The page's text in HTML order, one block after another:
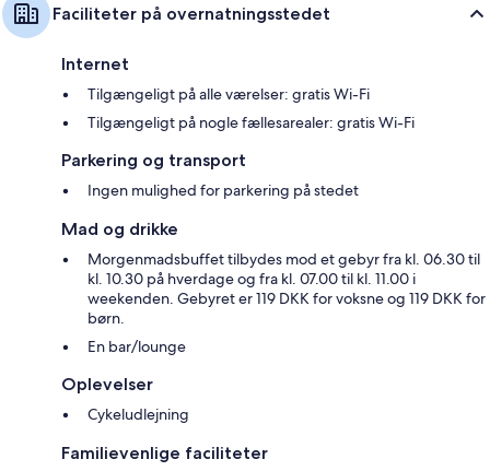
Faciliteter på overnatningsstedet
Internet
Tilgængeligt på alle værelser: gratis Wi-Fi
Tilgængeligt på nogle fællesarealer: gratis Wi-Fi
Parkering og transport
Ingen mulighed for parkering på stedet
Mad og drikke
Morgenmadsbuffet tilbydes mod et gebyr fra kl. 06.30 til
kl. 10.30 på hverdage og fra kl. 07.00 til kl. 11.00 i
weekenden. Gebyret er 119 DKK for voksne og 119 DKK for
børn.
En bar/lounge
Oplevelser
Cykeludlejning
Familievenlige faciliteter